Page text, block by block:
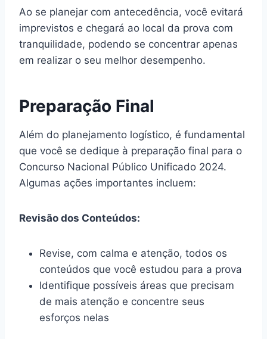
Ao se planejar com antecedência, você evitará
imprevistos e chegará ao local da prova com
tranquilidade, podendo se concentrar apenas
em realizar o seu melhor desempenho.
Preparação Final
Além do planejamento logístico, é fundamental
que você se dedique à preparação final para o
Concurso Nacional Público Unificado 2024.
Algumas ações importantes incluem:
Revisão dos Conteúdos:
Revise, com calma e atenção, todos os
conteúdos que você estudou para a prova
Identifique possíveis áreas que precisam
de mais atenção e concentre seus
esforços nelas